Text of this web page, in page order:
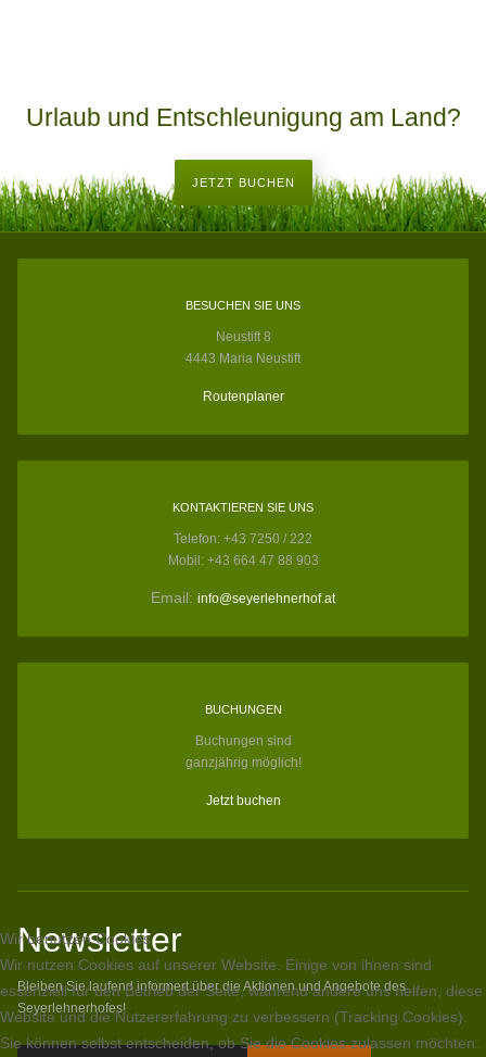
Urlaub und Entschleunigung am Land?
JETZT BUCHEN
BESUCHEN SIE UNS
Neustift 8
4443 Maria Neustift
Routenplaner
KONTAKTIEREN SIE UNS
Telefon: +43 7250 / 222
Mobil: +43 664 47 88 903
Email: info@seyerlehnerhof.at
BUCHUNGEN
Buchungen sind
ganzjährig möglich!
Jetzt buchen
Newsletter
Bleiben Sie laufend informert über die Aktionen und Angebote des
Seyerlehnerhofes!
Wir benutzen Cookies
Wir nutzen Cookies auf unserer Website. Einige von ihnen sind
essenziell für den Betrieb der Seite, während andere uns helfen, diese
Website und die Nutzererfahrung zu verbessern (Tracking Cookies).
Sie können selbst entscheiden, ob Sie die Cookies zulassen möchten.